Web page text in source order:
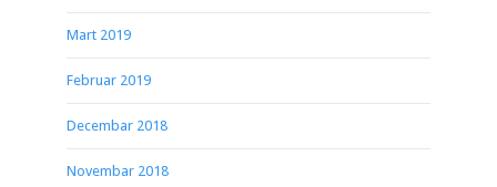
Mart 2019
Februar 2019
Decembar 2018
Novembar 2018